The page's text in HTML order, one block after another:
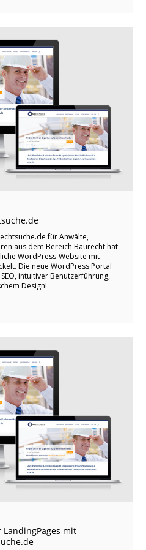
für Anwälte,
aus dem Bereich Baurecht hat
WordPress-Website mit
Die neue WordPress Portal
intuitiver Benutzerführung,
Design!
mit